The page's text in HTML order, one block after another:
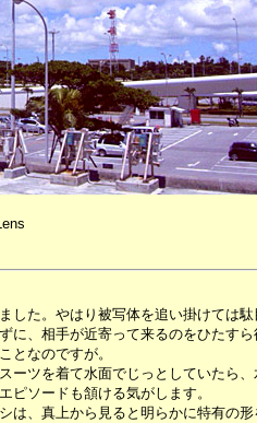
した。やはり被写体を追い掛けては
に、相手が近寄って来るのをひたす
となのですが。
ツを着て水面でじっとしていたら、
ピソードも頷ける気がします。
は、真上から見ると明らかに特有の形